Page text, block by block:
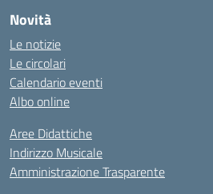
Novità
Le notizie
Le circolari
Calendario eventi
Albo online
Aree Didattiche
Indirizzo Musicale
Amministrazione Trasparente